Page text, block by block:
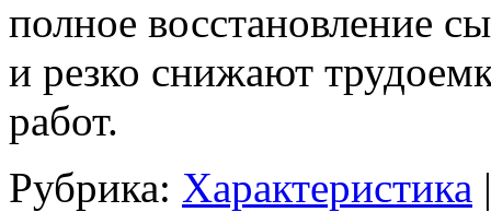
полное восстановление
и резко снижают
работ.
Рубрика: Характеристика